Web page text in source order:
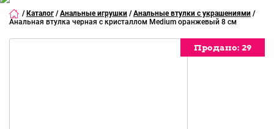
/ Каталог / Анальные игрушки / Анальные втулки с украшениями /
Анальная втулка черная с кристаллом Medium оранжевый 8 см
Продано: 29